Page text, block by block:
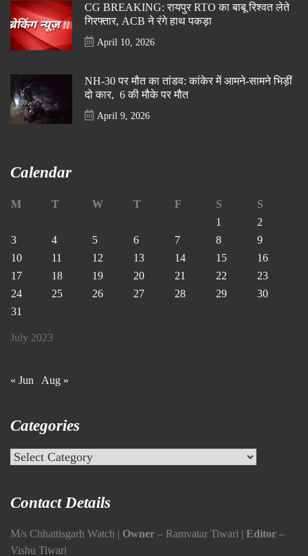
CG BREAKING: रायपुर RTO का बाबू रिश्वत लेते
गिरफ्तार, ACB ने रंगे हाथ पकड़ा
April 10, 2026
NH-30 पर मौत का तांडव: कांकेर में आमने-सामने भिड़ीं
दो कार, 6 की मौके पर मौत
April 9, 2026
Calendar
July 2023
M T W T F S
S
1
2
3
4 5 6 7 8
9
10
11 12 13 14 15
16
17
18 19 20 21 22
23
24
25 26 27 28 29
30
31
« Jun Aug »
Categories
Categories
Contact Details
M/s Chhattisgarh Watch | Owner – Ramvatar Tiwari | Editor –
Vishu Tiwari